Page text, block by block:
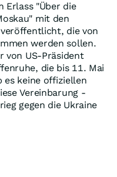
Erlass "Über die
mit den
die von
werden sollen.
von US-Präsident
die bis 11. Mai
es keine offiziellen
Vereinbarung -
gegen die Ukraine